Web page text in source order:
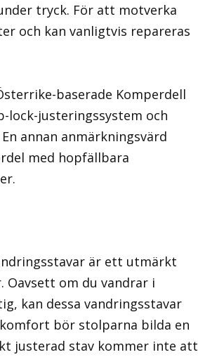
tryck. För att motverka
och kan vanligtvis repareras
baserade Komperdell
lock-justeringssystem och
annan anmärkningsvärd
med hopfällbara
är ett utmärkt
om du vandrar i
kan dessa vandringsstavar
bör stolparna bilda en
justerad stav kommer inte att